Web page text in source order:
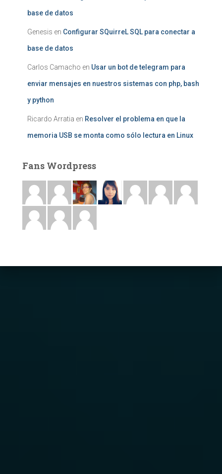
base de datos
Genesis en Configurar SQuirreL SQL para conectar a
base de datos
Carlos Camacho en Usar un bot de telegram para
enviar mensajes en nuestros sistemas con php, bash
y python
Ricardo Arratia en Resolver el problema en que la
memoria USB se monta como sólo lectura en Linux
Fans Wordpress